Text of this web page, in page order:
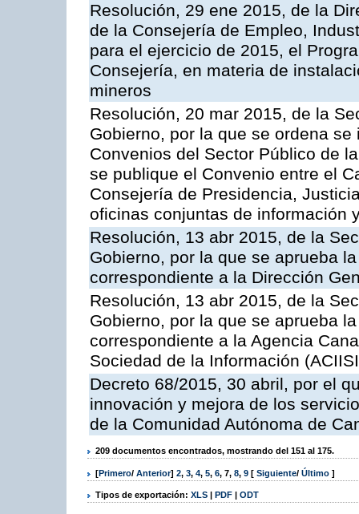
Resolución, 29 ene 2015, de la
de la Consejería de Empleo,
para el ejercicio de 2015, el
Consejería, en materia de
mineros
Resolución, 20 mar 2015, de la
Gobierno, por la que se ordena
Convenios del Sector Público de
se publique el Convenio entre el
Consejería de Presidencia,
oficinas conjuntas de información
Resolución, 13 abr 2015, de la
Gobierno, por la que se aprueba
correspondiente a la Dirección
Resolución, 13 abr 2015, de la
Gobierno, por la que se aprueba
correspondiente a la Agencia
Sociedad de la Información
Decreto 68/2015, 30 abril, por el
innovación y mejora de los
de la Comunidad Autónoma de
209 documentos encontrados, mostrando del 151 al 175.
[Primero/ Anterior] 2, 3, 4, 5, 6, 7, 8, 9 [ Siguiente/ Último ]
Tipos de exportación: XLS | PDF | ODT